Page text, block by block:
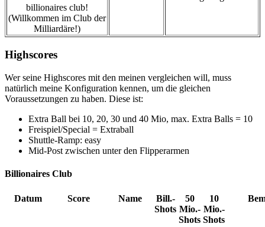
billionaires club!
(Willkommen im Club der
Milliardäre!)
Highscores
Wer seine Highscores mit den meinen vergleichen will, muss
natürlich meine Konfiguration kennen, um die gleichen
Voraussetzungen zu haben. Diese ist:
Extra Ball bei 10, 20, 30 und 40 Mio, max. Extra Balls = 10
Freispiel/Special = Extraball
Shuttle-Ramp: easy
Mid-Post zwischen unter den Flipperarmen
Billionaires Club
Datum Score Name
Bill.-
Shots
50
Mio.-
Shots
10
Mio.-
Shots